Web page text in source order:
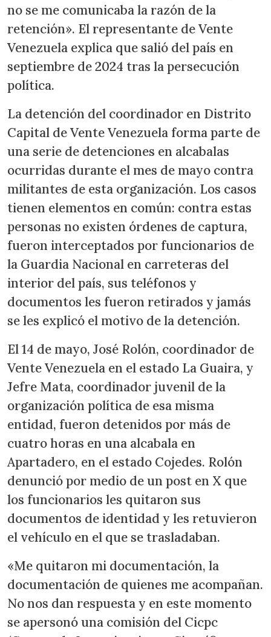
no se me comunicaba la razón de la
retención». El representante de Vente
Venezuela explica que salió del país en
septiembre de 2024 tras la persecución
política.
La detención del coordinador en Distrito
Capital de Vente Venezuela forma parte de
una serie de detenciones en alcabalas
ocurridas durante el mes de mayo contra
militantes de esta organización. Los casos
tienen elementos en común: contra estas
personas no existen órdenes de captura,
fueron interceptados por funcionarios de
la Guardia Nacional en carreteras del
interior del país, sus teléfonos y
documentos les fueron retirados y jamás
se les explicó el motivo de la detención.
El 14 de mayo, José Rolón, coordinador de
Vente Venezuela en el estado La Guaira, y
Jefre Mata, coordinador juvenil de la
organización política de esa misma
entidad, fueron detenidos por más de
cuatro horas en una alcabala en
Apartadero, en el estado Cojedes. Rolón
denunció por medio de un post en X que
los funcionarios les quitaron sus
documentos de identidad y les retuvieron
el vehículo en el que se trasladaban.
«Me quitaron mi documentación, la
documentación de quienes me acompañan.
No nos dan respuesta y en este momento
se apersonó una comisión del Cicpc